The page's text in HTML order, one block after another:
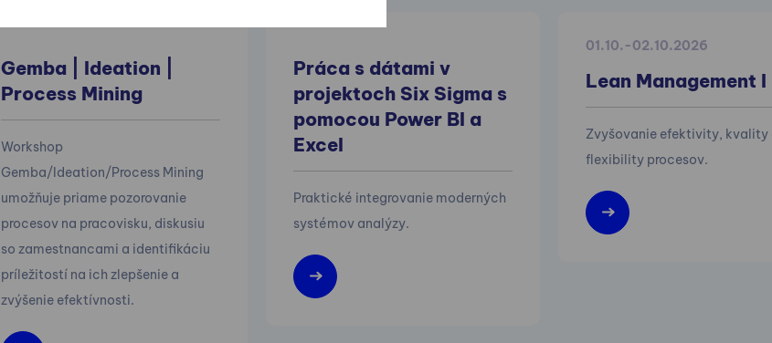
Gemba | Ideation |
Process Mining
Workshop
Gemba/Ideation/Process Mining
umožňuje priame pozorovanie
procesov na pracovisku, diskusiu
so zamestnancami a identifikáciu
príležitostí na ich zlepšenie a
zvýšenie efektívnosti.
Práca s dátami v
projektoch Six Sigma s
pomocou Power BI a
Excel
Praktické integrovanie moderných
systémov analýzy.
01.10.-02.10.2026
Lean Management I
Zvyšovanie efektivity, kvality
flexibility procesov.